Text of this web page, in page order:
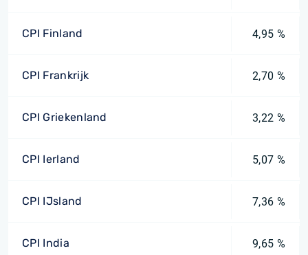
CPI Finland 4,95 %
CPI Frankrijk 2,70 %
CPI Griekenland 3,22 %
CPI Ierland 5,07 %
CPI IJsland 7,36 %
CPI India 9,65 %